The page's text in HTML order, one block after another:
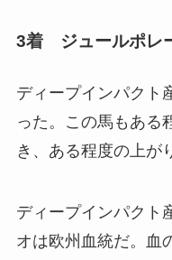
3着 ジュールポレ
ディープインパクト
った。この馬もある
き、ある程度の上が
ディープインパクト
オは欧州血統だ。血